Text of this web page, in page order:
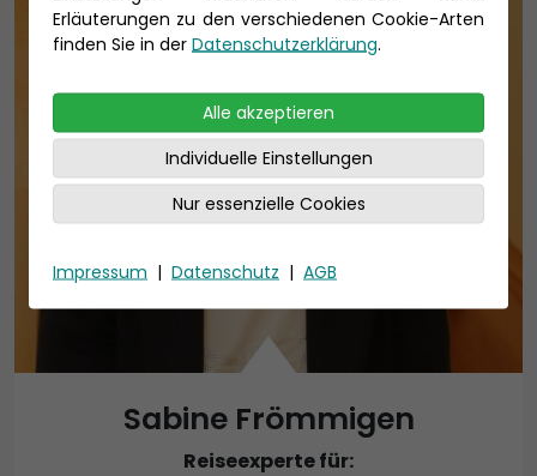
Sabine Frömmigen
Reiseexperte für:
Erläuterungen zu den verschiedenen Cookie-Arten
finden Sie in der Datenschutzerklärung.
Alle akzeptieren
Individuelle Einstellungen
Nur essenzielle Cookies
Impressum | Datenschutz | AGB